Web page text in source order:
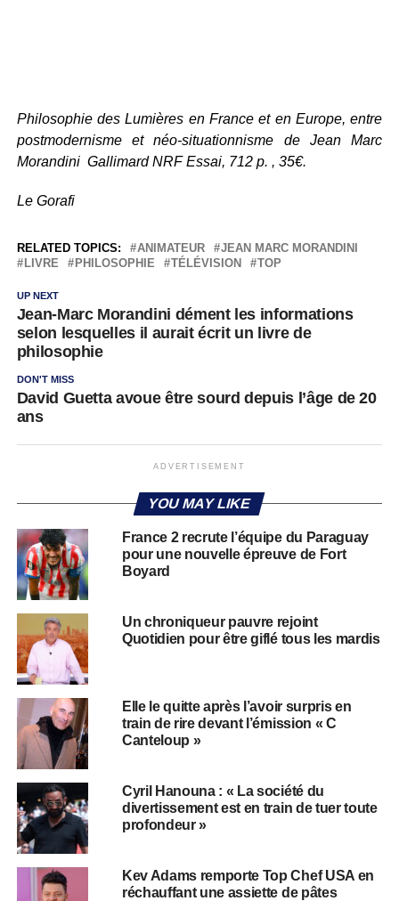
Philosophie des Lumières en France et en Europe, entre
postmodernisme et néo-situationnisme
de Jean Marc
Morandini Gallimard NRF Essai, 712 p. , 35€.
Le Gorafi
RELATED TOPICS: ANIMATEUR
JEAN MARC MORANDINI
LIVRE
PHILOSOPHIE TÉLÉVISION TOP
UP NEXT
Jean-Marc Morandini dément les informations
selon lesquelles il aurait écrit un livre de
philosophie
DON'T MISS
David Guetta avoue être sourd depuis l’âge de 20
ans
ADVERTISEMENT
YOU MAY LIKE
France 2 recrute l’équipe du Paraguay
pour une nouvelle épreuve de Fort
Boyard
Un chroniqueur pauvre rejoint
Quotidien pour être giflé tous les mardis
Elle le quitte après l’avoir surpris en
train de rire devant l’émission « C
Canteloup »
Cyril Hanouna : « La société du
divertissement est en train de tuer toute
profondeur »
Kev Adams remporte Top Chef USA en
réchauffant une assiette de pâtes